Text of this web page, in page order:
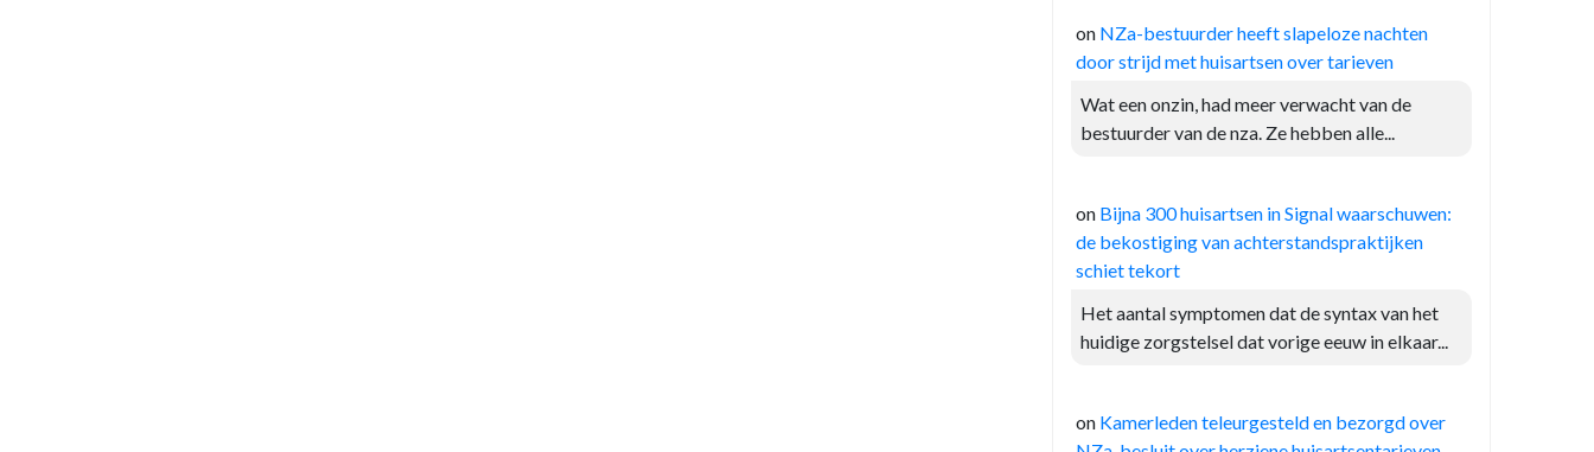
on NZa-bestuurder heeft slapeloze nachten
door strijd met huisartsen over tarieven
Wat een onzin, had meer verwacht van de
bestuurder van de nza. Ze hebben alle...
on Bijna 300 huisartsen in Signal waarschuwen:
de bekostiging van achterstandspraktijken
schiet tekort
Het aantal symptomen dat de syntax van het
huidige zorgstelsel dat vorige eeuw in elkaar...
on Kamerleden teleurgesteld en bezorgd over